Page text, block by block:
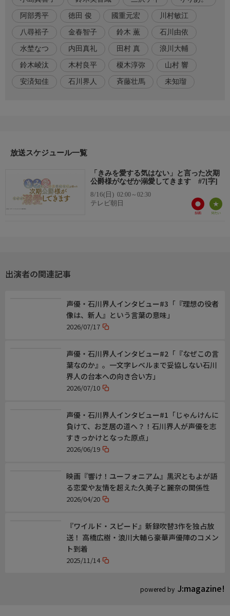
こじらせ次期公爵×前向き令嬢の、
契約結婚から始まる尊さMAX“ムズキュン"ハートフルラブコメデ
ィ。
◇声の出演
エルサ・ユカライネン:石川由依
ユリウス・ロイアス:斉藤壮馬
ヤルモ・パルニラ:石川界人
ルーカス・ユカライネン:浪川大輔
ソフィア・ユカライネン:國府田マリ子
スティム:田村 真
ターニャ:内田真礼
シリーズ構成:金春智子
美術監督:高橋 忍(スタジオアカンサス)
プロップデザイン:園田大勢
色彩設計:小島真喜子(スタジオロード)
撮影監督:國重元宏
音響制作:セイバーリンクス
アニメーション制作:ゼロジー×グラス
エンディングテーマ:sorato「最終回」
◆TVアニメ公式サイト https://kimiai-anime.com/
◆作品公式X @kimiai_official(https://x.com/kimiai_official)
阿部秀平 徳田 俊 國重元宏 川村敏江
八尋裕子 金春智子 鈴木 薫 石川由依
水埜なつ 内田真礼 田村 真 浪川大輔
鈴木崚汰 木村良平 榎木淳弥 山村 響
安済知佳 石川界人 斉藤壮馬 未知瑠
放送スケジュール一覧
「きみを愛する気はない」と言った次期
公爵様がなぜか溺愛してきます #7[字]
8/16(日) 02:00～02:30
テレビ朝日
出演者の関連記事
powered by J:magazine!
声優・石川界人インタビュー#3「『理想の役者
像は、新人』という言葉の意味」
2026/07/17
声優・石川界人インタビュー#2「『なぜこの言
葉なのか』。一文字レベルまで妥協しない石川
界人の台本への向き合い方」
2026/07/10
声優・石川界人インタビュー#1「じゃんけんに
負けて、お芝居の道へ？！石川界人が声優を志
すきっかけとなった原点」
2026/06/19
映画『響け！ユーフォニアム』黒沢ともよが語
る恋愛や友情を超えた久美子と麗奈の関係性
2026/04/20
『ワイルド・スピード』新録吹替3作を独占放
送！ 高橋広樹・浪川大輔ら豪華声優陣のコメン
ト到着
2025/11/14